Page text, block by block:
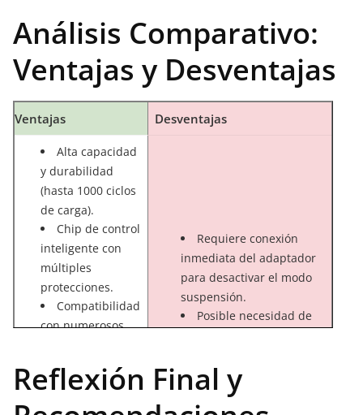
Análisis Comparativo:
Ventajas y Desventajas
Ventajas Desventajas
Alta capacidad
y durabilidad
(hasta 1000 ciclos
de carga).
Chip de control
inteligente con
múltiples
protecciones.
Compatibilidad
con numerosos
portátiles.
Instalación
Requiere conexión
inmediata del adaptador
para desactivar el modo
suspensión.
Posible necesidad de
Reflexión Final y